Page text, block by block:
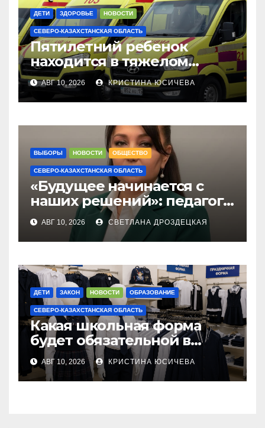
ДЕТИ ЗДОРОВЬЕ НОВОСТИ
СЕВЕРО-КАЗАХСТАНСКАЯ ОБЛАСТЬ
Пятилетний ребенок
находится в тяжелом
состоянии после падения
из окна в Петропавловске
АВГ 10, 2026 КРИСТИНА ЮСИЧЕВА
ВЫБОРЫ НОВОСТИ ОБЩЕСТВО
СЕВЕРО-КАЗАХСТАНСКАЯ ОБЛАСТЬ
«Будущее начинается с
наших решений»: педагог
из СКО — о первых выборах
в Курултай
АВГ 10, 2026 СВЕТЛАНА ДРОЗДЕЦКАЯ
ДЕТИ ЗАКОН НОВОСТИ ОБРАЗОВАНИЕ
СЕВЕРО-КАЗАХСТАНСКАЯ ОБЛАСТЬ
Какая школьная форма
будет обязательной в
Казахстане в новом
учебном году
АВГ 10, 2026 КРИСТИНА ЮСИЧЕВА